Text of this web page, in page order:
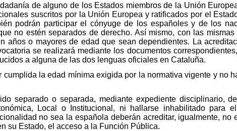
de alguno de los Estados miembros de la Unión
suscritos por la Unión Europea y ratificados por el
podrán participar el cónyuge de los españoles y de los
no estén separados de derecho. Así mismo, con las
años o mayores de edad que sean dependientes. La
se realizará mediante los documentos
a alguna de las dos lenguas oficiales en Cataluña.
la edad mínima exigida por la normativa vigente y no
separado o separada, mediante expediente disciplinario,
Local o Institucional, ni hallarse inhabilitado para
no sea la española deberán acreditar, igualmente,
su Estado, el acceso a la Función Pública.